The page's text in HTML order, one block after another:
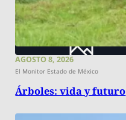
AGOSTO 8, 2026
El Monitor Estado de México
Árboles: vida y futuro